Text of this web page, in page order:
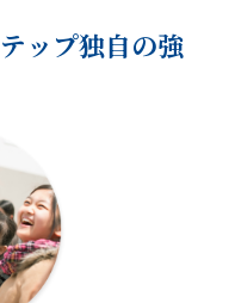
ップ独自の強